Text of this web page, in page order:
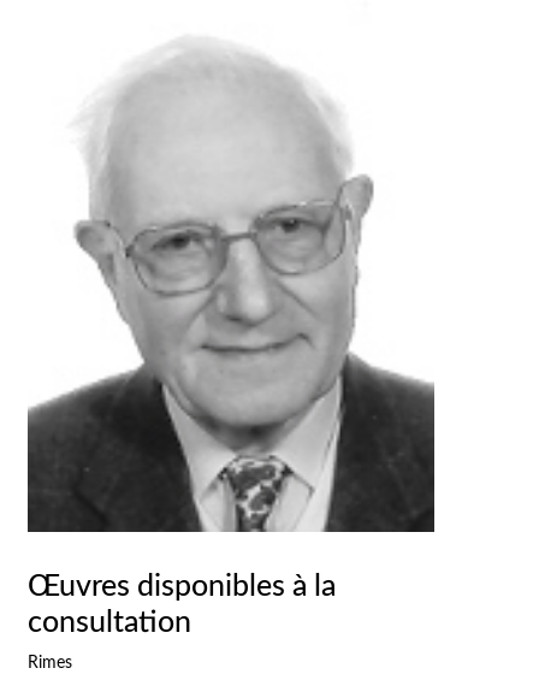
Œuvres disponibles à la
consultation
Rimes